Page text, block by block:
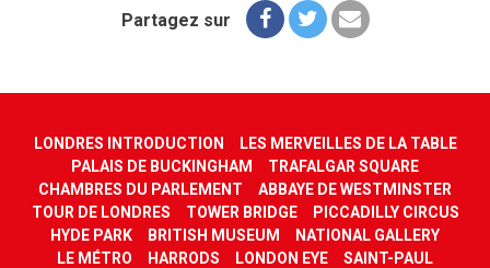
Partagez sur
LONDRES INTRODUCTION
LES MERVEILLES DE LA TABLE
PALAIS DE BUCKINGHAM
TRAFALGAR SQUARE
CHAMBRES DU PARLEMENT
ABBAYE DE WESTMINSTER
TOUR DE LONDRES
TOWER BRIDGE
PICCADILLY CIRCUS
HYDE PARK
BRITISH MUSEUM
NATIONAL GALLERY
LE MÉTRO
HARRODS LONDON EYE
SAINT-PAUL